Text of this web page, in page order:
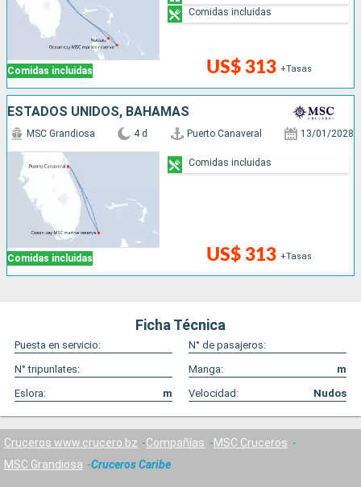
Comidas incluidas US$ 313 +Tasas
Comidas incluidas
ESTADOS UNIDOS, BAHAMAS
Comidas incluidas
MSC Grandiosa 4 d Puerto Canaveral 13/01/2028
US$ 313 +Tasas
Comidas incluidas
Ficha Técnica
Puesta en servicio:
N° de pasajeros:
N° tripunlates:
Manga:
m
Eslora:
m Velocidad: Nudos
Cruceros www.crucero.bz Compañías
MSC Cruceros
MSC Grandiosa
Cruceros Caribe